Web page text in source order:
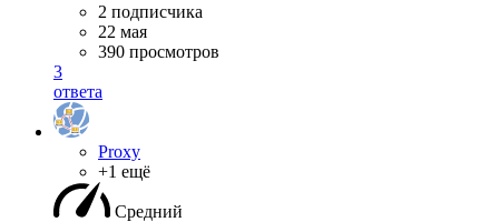
2 подписчика
22 мая
390 просмотров
3
ответа
Proxy
+1 ещё
Средний